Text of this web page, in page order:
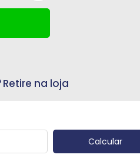
Retire na loja